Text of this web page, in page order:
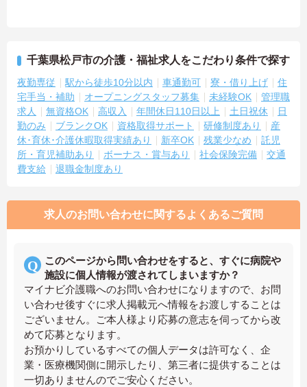
千葉県松戸市の介護・福祉求人をこだわり条件で探す
夜勤専従 駅から徒歩10分以内 車通勤可 寮・借り上げ
住
宅手当・補助
オープニングスタッフ募集 未経験OK
管理職
求人
無資格OK 高収入 年間休日110日以上 土日祝休
日
勤のみ
ブランクOK 資格取得サポート 研修制度あり
産
休･育休･介護休暇取得実績あり
新卒OK 残業少なめ
託児
所・育児補助あり
ボーナス・賞与あり 社会保険完備
交通
費支給
退職金制度あり
求人のお問い合わせに関するよくあるご質問
このページから問い合わせをすると、すぐに病院や
施設に個人情報が渡されてしまいますか？
マイナビ介護職へのお問い合わせになりますので、お問
い合わせ後すぐに求人掲載元へ情報をお渡しすることは
ございません。ご本人様より応募の意志を伺ってから改
めて応募となります。
お預かりしているすべての個人データは許可なく、企
業・医療機関側に開示したり、第三者に提供することは
一切ありませんのでご安心ください。